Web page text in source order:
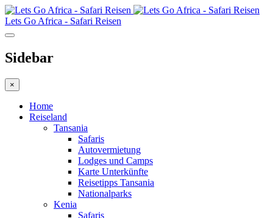
Lets Go Africa - Safari Reisen
Sidebar
×
Home
Reiseland
Tansania
Safaris
Autovermietung
Lodges und Camps
Karte Unterkünfte
Reisetipps Tansania
Nationalparks
Kenia
Safaris